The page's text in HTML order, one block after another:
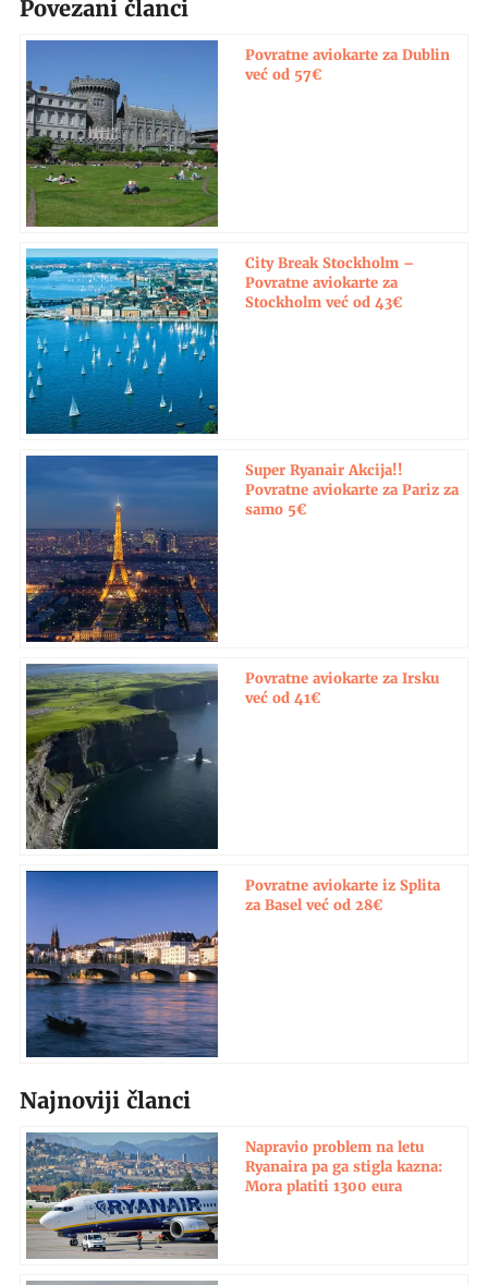
Povezani članci
Povratne aviokarte za Dublin
već od 57€
City Break Stockholm –
Povratne aviokarte za
Stockholm već od 43€
Super Ryanair Akcija!!
Povratne aviokarte za Pariz za
samo 5€
Povratne aviokarte za Irsku
već od 41€
Povratne aviokarte iz Splita
za Basel već od 28€
Najnoviji članci
Napravio problem na letu
Ryanaira pa ga stigla kazna:
Mora platiti 1300 eura